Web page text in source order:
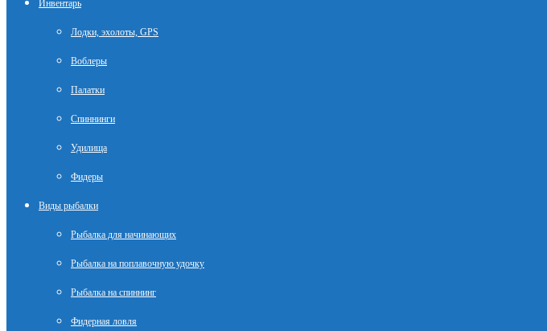
Инвентарь
Лодки, эхолоты, GPS
Воблеры
Палатки
Спиннинги
Удилища
Фидеры
Виды рыбалки
Рыбалка для начинающих
Рыбалка на поплавочную удочку
Рыбалка на спиннинг
Фидерная ловля